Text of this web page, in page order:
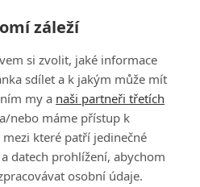
PŘIHLÁSIT
REGISTROVAT
záleží
si zvolit, jaké informace
sdílet a k jakým může mít
my a naši partneři třetích
nebo máme přístup k
které patří jedinečné
datech prohlížení, abychom
osobní údaje.